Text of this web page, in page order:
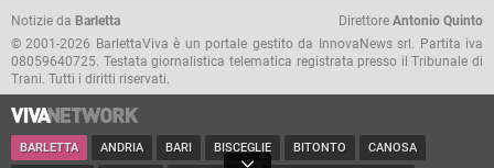
Notizie da Barletta Direttore Antonio Quinto
© 2001-2026 BarlettaViva è un portale gestito da InnovaNews srl. Partita iva
08059640725. Testata giornalistica telematica registrata presso il Tribunale di
Trani. Tutti i diritti riservati.
BARLETTA ANDRIA BARI BISCEGLIE BITONTO CANOSA